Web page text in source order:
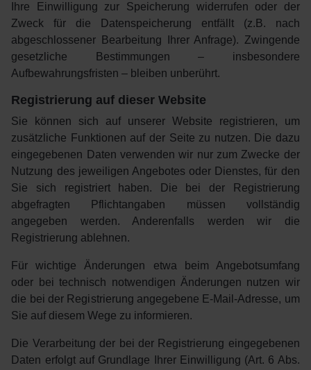
Ihre Einwilligung zur Speicherung widerrufen oder der
Zweck für die Datenspeicherung entfällt (z.B. nach
abgeschlossener Bearbeitung Ihrer Anfrage). Zwingende
gesetzliche Bestimmungen – insbesondere
Aufbewahrungsfristen – bleiben unberührt.
Registrierung auf dieser Website
Sie können sich auf unserer Website registrieren, um
zusätzliche Funktionen auf der Seite zu nutzen. Die dazu
eingegebenen Daten verwenden wir nur zum Zwecke der
Nutzung des jeweiligen Angebotes oder Dienstes, für den
Sie sich registriert haben. Die bei der Registrierung
abgefragten Pflichtangaben müssen vollständig
angegeben werden. Anderenfalls werden wir die
Registrierung ablehnen.
Für wichtige Änderungen etwa beim Angebotsumfang
oder bei technisch notwendigen Änderungen nutzen wir
die bei der Registrierung angegebene E-Mail-Adresse, um
Sie auf diesem Wege zu informieren.
Die Verarbeitung der bei der Registrierung eingegebenen
Daten erfolgt auf Grundlage Ihrer Einwilligung (Art. 6 Abs.